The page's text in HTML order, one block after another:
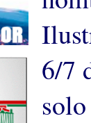
6/7